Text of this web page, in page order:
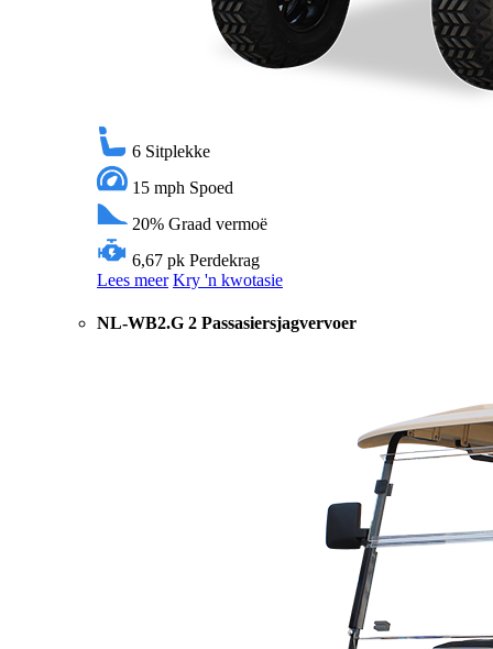
6 Sitplekke
15 mph Spoed
20% Graad vermoë
6,67 pk Perdekrag
Lees meer Kry 'n kwotasie
NL-WB2.G 2 Passasiersjagvervoer